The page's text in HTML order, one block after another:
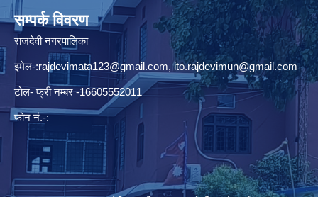
सम्पर्क विवरण
राजदेवी नगरपालिका
इमेल-:rajdevimata123@gmail.com,ito.rajdevimun@gmail.com
टोल- फ्री नम्बर -16605552011
फोन नं.-: